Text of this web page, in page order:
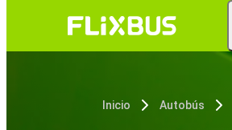
Inicio Autobús